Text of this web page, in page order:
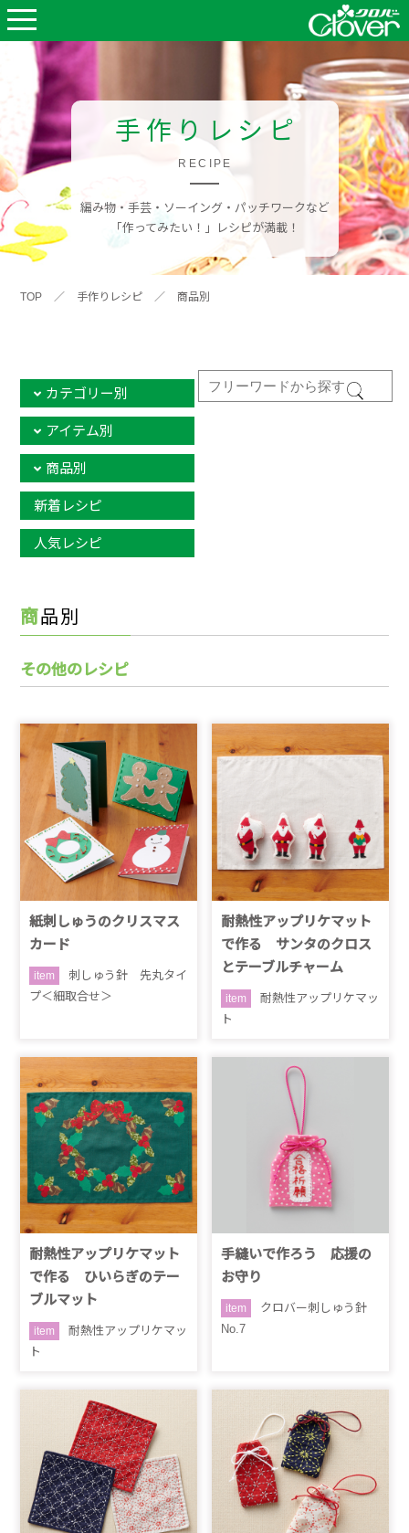
手作りレシピ
RECIPE
編み物・手芸・ソーイング・パッチワークなど
「作ってみたい！」レシピが満載！
TOP ／ 手作りレシピ ／ 商品別
カテゴリー別
アイテム別
商品別
新着レシピ
人気レシピ
商品別
その他のレシピ
紙刺しゅうのクリスマス
カード
item
刺しゅう針 先丸タイ
プ＜細取合せ＞
耐熱性アップリケマット
で作る サンタのクロス
とテーブルチャーム
item
耐熱性アップリケマッ
ト
耐熱性アップリケマット
で作る ひいらぎのテー
ブルマット
item
耐熱性アップリケマッ
ト
手縫いで作ろう 応援の
お守り
item
クロバー刺しゅう針
No.7